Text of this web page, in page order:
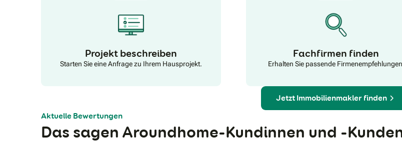
Projekt beschreiben
Starten Sie eine Anfrage zu Ihrem Hausprojekt.
Fachfirmen finden
Erhalten Sie passende
Jetzt Immobilienmakler finden
Aktuelle Bewertungen
Das sagen Aroundhome-Kundinnen und -